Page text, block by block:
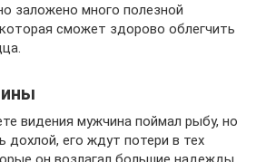
заложено много полезной
сможет здорово облегчить
видения мужчина поймал рыбу, но
дохлой, его ждут потери в тех